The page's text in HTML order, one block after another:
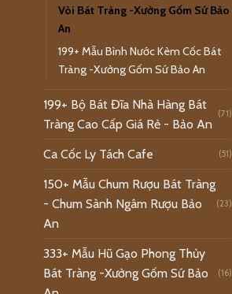
Vòi Bát Tràng -Xưởng Gốm Sứ Bảo
An
199+ Mẫu Bình Nước Kèm Cốc Bát
Tràng -Xưởng Gốm Sứ Bảo An
199+ Bộ Bát Đĩa Nhà Hàng Bát
Tràng Cao Cấp Giá Rẻ - Bảo An
(71)
Ca Cốc Ly Tách Cafe (51)
150+ Mẫu Chum Rượu Bát Tràng
- Chum Sành Ngâm Rượu Bảo
An
(23)
333+ Mẫu Hũ Gạo Phong Thủy
Bát Tràng -Xưởng Gốm Sứ Bảo
(16)